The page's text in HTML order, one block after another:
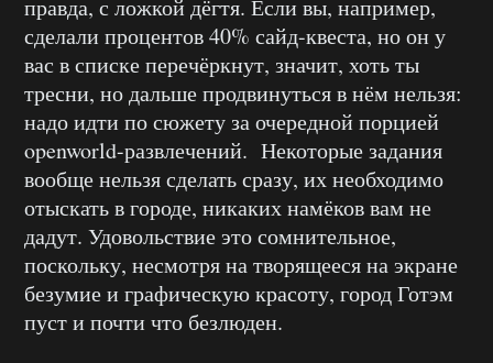
правда, с ложкой дёгтя. Если вы, например,
сделали процентов 40% сайд-квеста, но он у
вас в списке перечёркнут, значит, хоть ты
тресни, но дальше продвинуться в нём нельзя:
надо идти по сюжету за очередной порцией
openworld-развлечений. Некоторые задания
вообще нельзя сделать сразу, их необходимо
отыскать в городе, никаких намёков вам не
дадут. Удовольствие это сомнительное,
поскольку, несмотря на творящееся на экране
безумие и графическую красоту, город Готэм
пуст и почти что безлюден.